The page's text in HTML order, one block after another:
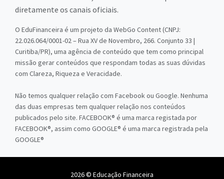
diretamente os canais oficiais.
O EduFinanceira é um projeto da WebGo Content (CNPJ:
22.026.064/0001-02 – Rua XV de Novembro, 266. Conjunto 33 |
Curitiba/PR), uma agência de conteúdo que tem como principal
missão gerar conteúdos que respondam todas as suas dúvidas
com Clareza, Riqueza e Veracidade.
Não temos qualquer relação com Facebook ou Google. Nenhuma
das duas empresas tem qualquer relação nos conteúdos
publicados pelo site. FACEBOOK® é uma marca registada por
FACEBOOK®, assim como GOOGLE® é uma marca registrada pela
GOOGLE®
2026 © Educação Financeira